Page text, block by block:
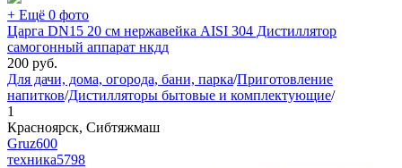
+ Ещё 0 фото
Царга DN15 20 см нержавейка AISI 304 Дистиллятор
самогонный аппарат нкдд
200 руб.
Для дачи, дома, огорода, бани, парка/Приготовление
напитков/Дистилляторы бытовые и комплектующие/
1
Красноярск, Сибтяжмаш
Gruz600
техника5798